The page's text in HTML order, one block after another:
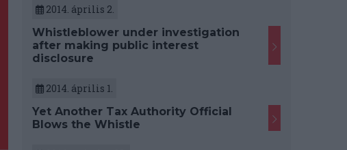
2014. április 2.
Whistleblower under investigation
after making public interest
disclosure
2014. április 1.
Yet Another Tax Authority Official
Blows the Whistle